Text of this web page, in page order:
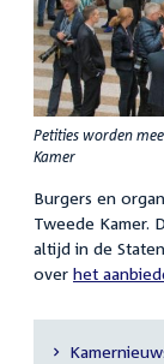
Petities worden
Kamer
Burgers en
Tweede Kamer.
altijd in de
over het